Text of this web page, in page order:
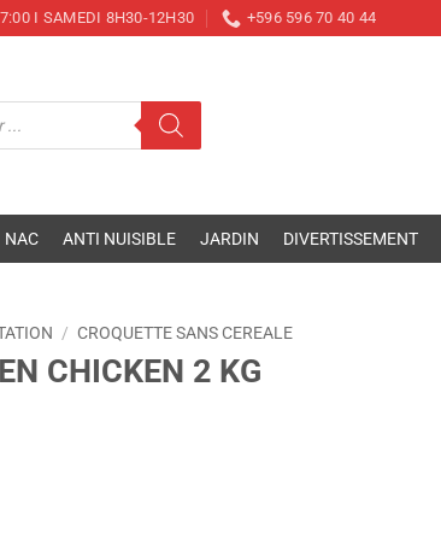
I SAMEDI 8H30-12H30 +596 596 70 40 44
NAC ANTI NUISIBLE JARDIN DIVERTISSEMENT
/ CROQUETTE SANS CEREALE
CHICKEN 2 KG
2 KG